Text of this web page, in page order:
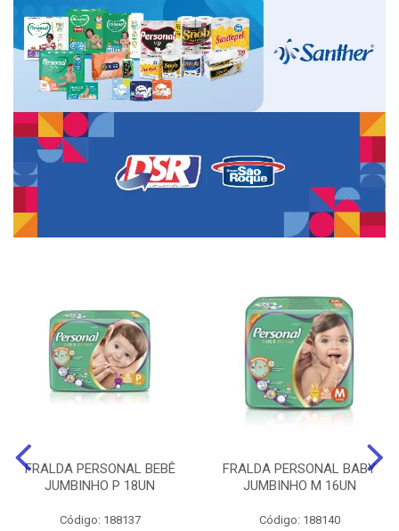
FRALDA PERSONAL BEBÊ
JUMBINHO P 18UN
Código: 188137
FRALDA PERSONAL BABY
JUMBINHO M 16UN
Código: 188140